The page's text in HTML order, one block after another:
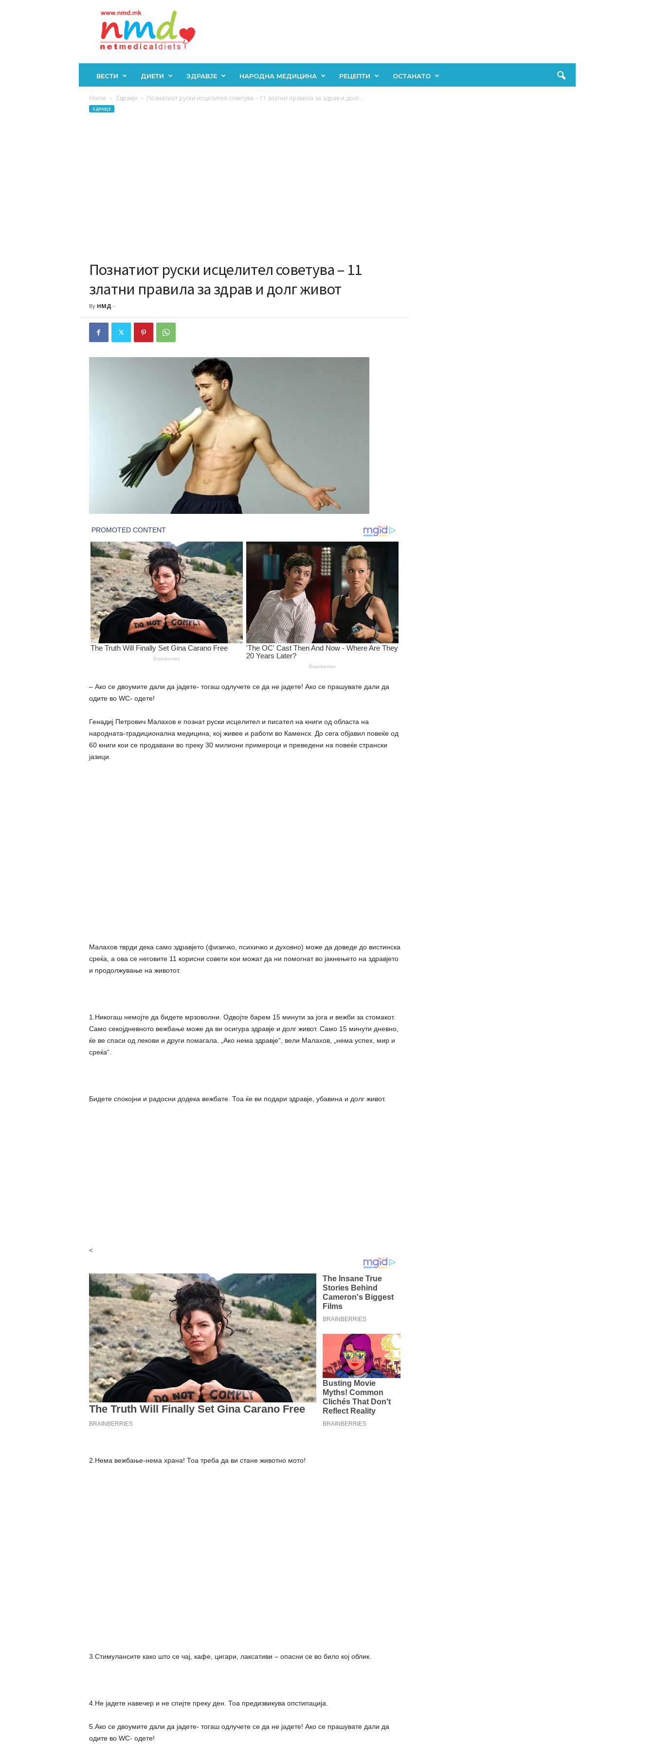
ВЕСТИ ДИЕТИ ЗДРАВЈЕ НАРОДНА МЕДИЦИНА РЕЦЕПТИ ОСТАНАТО
Home Здравје Познатиот руски исцелител советува – 11 златни правила за здрав и долг...
ЗДРАВЈЕ
Познатиот руски исцелител советува – 11
златни правила за здрав и долг живот
By НМД -
– Ако се двоумите дали да јадете- тогаш одлучете се да не јадете! Ако се прашувате дали да
одите во WC- одете!
Генадиј Петрович Малахов е познат руски исцелител и писател на книги од областа на
народната-традиционална медицина, кој живее и работи во Каменск. До сега објавил повеќе од
60 книги кои се продавани во преку 30 милиони примероци и преведени на повеќе странски
јазици.
Малахов тврди дека само здравјето (физичко, психичко и духовно) може да доведе до вистинска
среќа, а ова се неговите 11 корисни совети кои можат да ни помогнат во јакнењето на здравјето
и продолжување на животот.
1.Никогаш немојте да бидете мрзоволни. Одвојте барем 15 минути за јога и вежби за стомакот.
Само секојдневното вежбање може да ви осигура здравје и долг живот. Само 15 минути дневно,
ќе ве спаси од лекови и други помагала. „Ако нема здравје“, вели Малахов, „нема успех, мир и
среќа“.
Бидете спокојни и радосни додека вежбате. Тоа ќе ви подари здравје, убавина и долг живот.
<
2.Нема вежбање-нема храна! Тоа треба да ви стане животно мото!
3.Стимулансите како што се чај, кафе, цигари, лаксативи – опасни се во било кој облик.
4.Не јадете навечер и не спијте преку ден. Тоа предизвикува опстипација.
5.Ако се двоумите дали да јадете- тогаш одлучете се да не јадете! Ако се прашувате дали да
одите во WC- одете!